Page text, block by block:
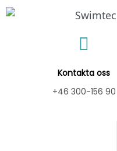
Hoppa
Kontakta oss
+46 300-156 90